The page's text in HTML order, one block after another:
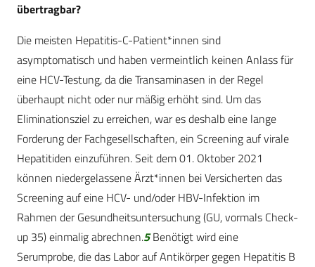
übertragbar?
Die meisten Hepatitis-C-Patient*innen sind
asymptomatisch und haben vermeintlich keinen Anlass für
eine HCV-Testung, da die Transaminasen in der Regel
überhaupt nicht oder nur mäßig erhöht sind. Um das
Eliminationsziel zu erreichen, war es deshalb eine lange
Forderung der Fachgesellschaften, ein Screening auf virale
Hepatitiden einzuführen. Seit dem 01. Oktober 2021
können niedergelassene Ärzt*innen bei Versicherten das
Screening auf eine HCV- und/oder HBV-Infektion im
Rahmen der Gesundheitsuntersuchung (GU, vormals Check-
up 35) einmalig abrechnen.5Benötigt wird eine
Serumprobe, die das Labor auf Antikörper gegen Hepatitis B